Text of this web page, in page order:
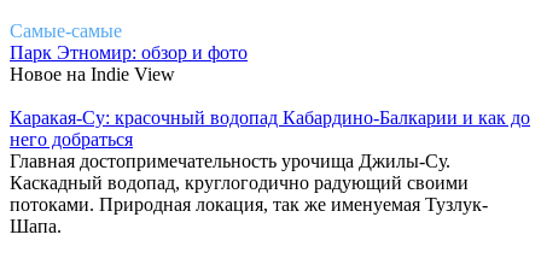
Самые-самые
Парк Этномир: обзор и фото
Новое на Indie View
Каракая-Су: красочный водопад Кабардино-Балкарии и как до
него добраться
Главная достопримечательность урочища Джилы-Су.
Каскадный водопад, круглогодично радующий своими
потоками. Природная локация, так же именуемая Тузлук-
Шапа.